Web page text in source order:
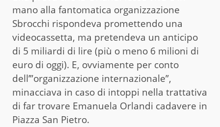
mano alla fantomatica organizzazione
Sbrocchi rispondeva promettendo una
videocassetta, ma pretendeva un anticipo
di 5 miliardi di lire (più o meno 6 milioni di
euro di oggi). E, ovviamente per conto
dell’”organizzazione internazionale”,
minacciava in caso di intoppi nella trattativa
di far trovare Emanuela Orlandi cadavere in
Piazza San Pietro.